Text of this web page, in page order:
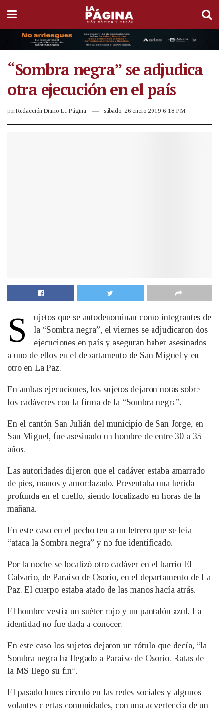
“Sombra negra” se adjudica
otra ejecución en el país
porRedacción Diario La Página sábado, 26 enero 2019 6:18 PM
S
ujetos que se autodenominan como integrantes de
la “Sombra negra”, el viernes se adjudicaron dos
ejecuciones en país y aseguran haber asesinados
a uno de ellos en el departamento de San Miguel y en
otro en La Paz.
En ambas ejecuciones, los sujetos dejaron notas sobre
los cadáveres con la firma de la “Sombra negra”.
En el cantón San Julián del municipio de San Jorge, en
San Miguel, fue asesinado un hombre de entre 30 a 35
años.
Las autoridades dijeron que el cadáver estaba amarrado
de pies, manos y amordazado. Presentaba una herida
profunda en el cuello, siendo localizado en horas de la
mañana.
En este caso en el pecho tenía un letrero que se leía
“ataca la Sombra negra” y no fue identificado.
Por la noche se localizó otro cadáver en el barrio El
Calvario, de Paraíso de Osorio, en el departamento de La
Paz. El cuerpo estaba atado de las manos hacía atrás.
El hombre vestía un suéter rojo y un pantalón azul. La
identidad no fue dada a conocer.
En este caso los sujetos dejaron un rótulo que decía, “la
Sombra negra ha llegado a Paraíso de Osorio. Ratas de
la MS llegó su fin”.
El pasado lunes circuló en las redes sociales y algunos
volantes ciertas comunidades, con una advertencia de un